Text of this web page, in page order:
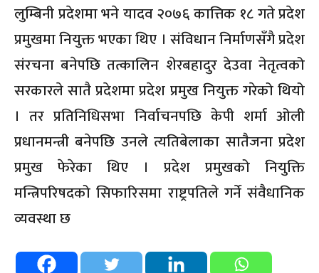
लुम्बिनी प्रदेशमा भने यादव २०७६ कात्तिक १८ गते प्रदेश
प्रमुखमा नियुक्त भएका थिए । संविधान निर्माणसँगै प्रदेश
संरचना बनेपछि तत्कालिन शेरबहादुर देउवा नेतृत्वको
सरकारले सातै प्रदेशमा प्रदेश प्रमुख नियुक्त गरेको थियो
। तर प्रतिनिधिसभा निर्वाचनपछि केपी शर्मा ओली
प्रधानमन्त्री बनेपछि उनले त्यतिबेलाका सातैजना प्रदेश
प्रमुख फेरेका थिए । प्रदेश प्रमुखको नियुक्ति
मन्त्रिपरिषदको सिफारिसमा राष्ट्रपतिले गर्ने संवैधानिक
व्यवस्था छ